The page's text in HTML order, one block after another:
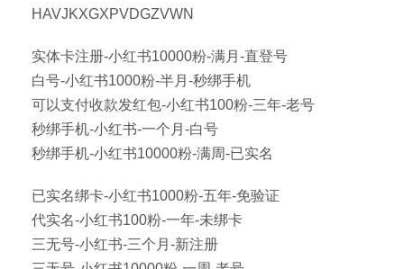
HAVJKXGXPVDGZVWN
实体卡注册-小红书10000粉-满月-直登号
白号-小红书1000粉-半月-秒绑手机
可以支付收款发红包-小红书100粉-三年-老号
秒绑手机-小红书-一个月-白号
秒绑手机-小红书10000粉-满周-已实名
已实名绑卡-小红书1000粉-五年-免验证
代实名-小红书100粉-一年-未绑卡
三无号-小红书-三个月-新注册